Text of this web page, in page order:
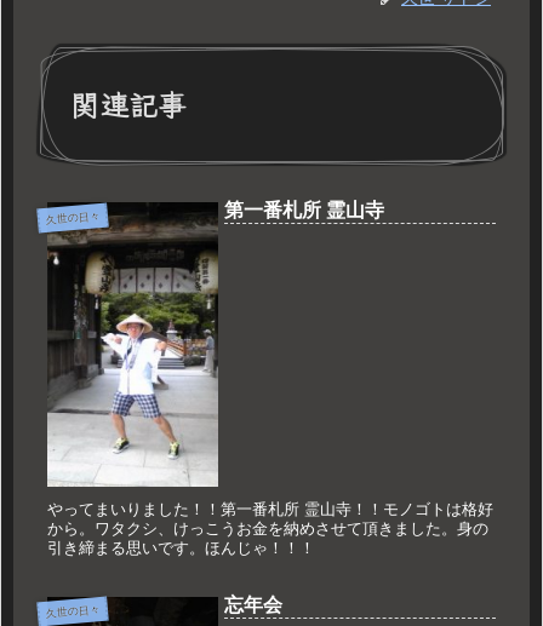
関連記事
久世の日々 第一番札所 霊山寺
やってまいりました！！第一番札所 霊山寺！！モノゴトは格好
から。ワタクシ、けっこうお金を納めさせて頂きました。身の
引き締まる思いです。ほんじゃ！！！
久世の日々 忘年会